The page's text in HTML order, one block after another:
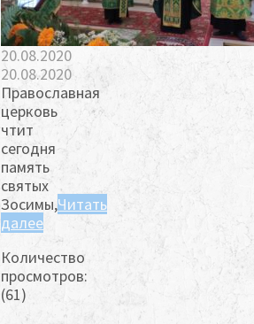
20.08.2020
20.08.2020
Православная
церковь
чтит
сегодня
память
святых
Зосимы,Читать
далее
Количество
просмотров:
(61)